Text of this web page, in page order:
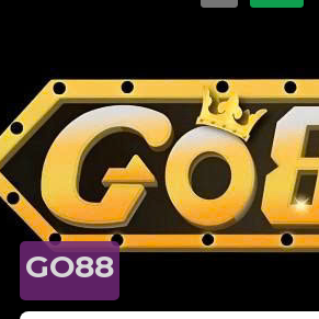
Previous
GO88